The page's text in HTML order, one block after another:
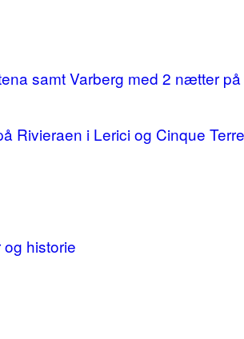
samt Varberg med 2 nætter
Rivieraen i Lerici og Cinque Terre
historie